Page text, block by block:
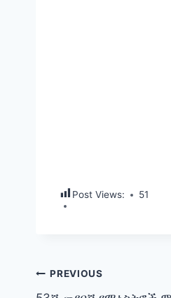
Post Views: 51
Post
PREVIOUS